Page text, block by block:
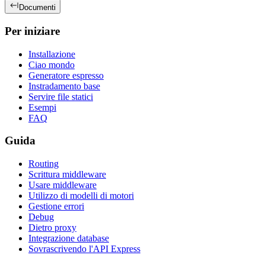
Documenti
Per iniziare
Installazione
Ciao mondo
Generatore espresso
Instradamento base
Servire file statici
Esempi
FAQ
Guida
Routing
Scrittura middleware
Usare middleware
Utilizzo di modelli di motori
Gestione errori
Debug
Dietro proxy
Integrazione database
Sovrascrivendo l'API Express